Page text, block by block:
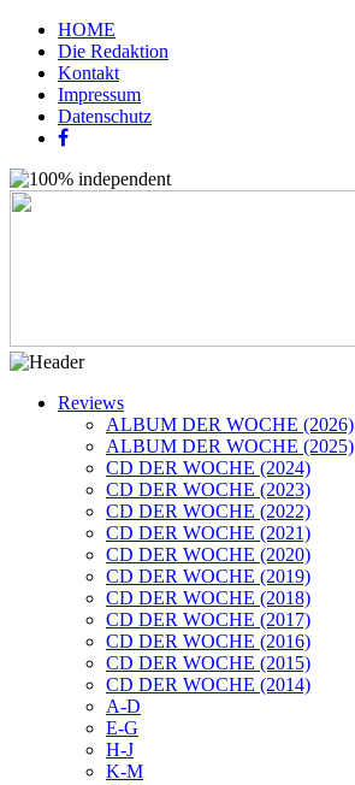
HOME
Die Redaktion
Kontakt
Impressum
Datenschutz
Reviews
ALBUM DER WOCHE (2026)
ALBUM DER WOCHE (2025)
CD DER WOCHE (2024)
CD DER WOCHE (2023)
CD DER WOCHE (2022)
CD DER WOCHE (2021)
CD DER WOCHE (2020)
CD DER WOCHE (2019)
CD DER WOCHE (2018)
CD DER WOCHE (2017)
CD DER WOCHE (2016)
CD DER WOCHE (2015)
CD DER WOCHE (2014)
A-D
E-G
H-J
K-M